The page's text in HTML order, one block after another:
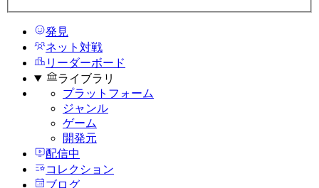
発見
ネット対戦
リーダーボード
ライブラリ
プラットフォーム
ジャンル
ゲーム
開発元
配信中
コレクション
ブログ